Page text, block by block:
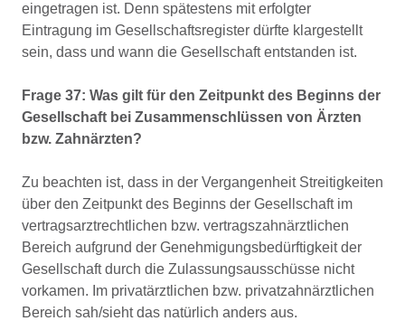
eingetragen ist. Denn spätestens mit erfolgter
Eintragung im Gesellschaftsregister dürfte klargestellt
sein, dass und wann die Gesellschaft entstanden ist.
Frage 37: Was gilt für den Zeitpunkt des Beginns der
Gesellschaft bei Zusammenschlüssen von Ärzten
bzw. Zahnärzten?
Zu beachten ist, dass in der Vergangenheit Streitigkeiten
über den Zeitpunkt des Beginns der Gesellschaft im
vertragsarztrechtlichen bzw. vertragszahnärztlichen
Bereich aufgrund der Genehmigungsbedürftigkeit der
Gesellschaft durch die Zulassungsausschüsse nicht
vorkamen. Im privatärztlichen bzw. privatzahnärztlichen
Bereich sah/sieht das natürlich anders aus.